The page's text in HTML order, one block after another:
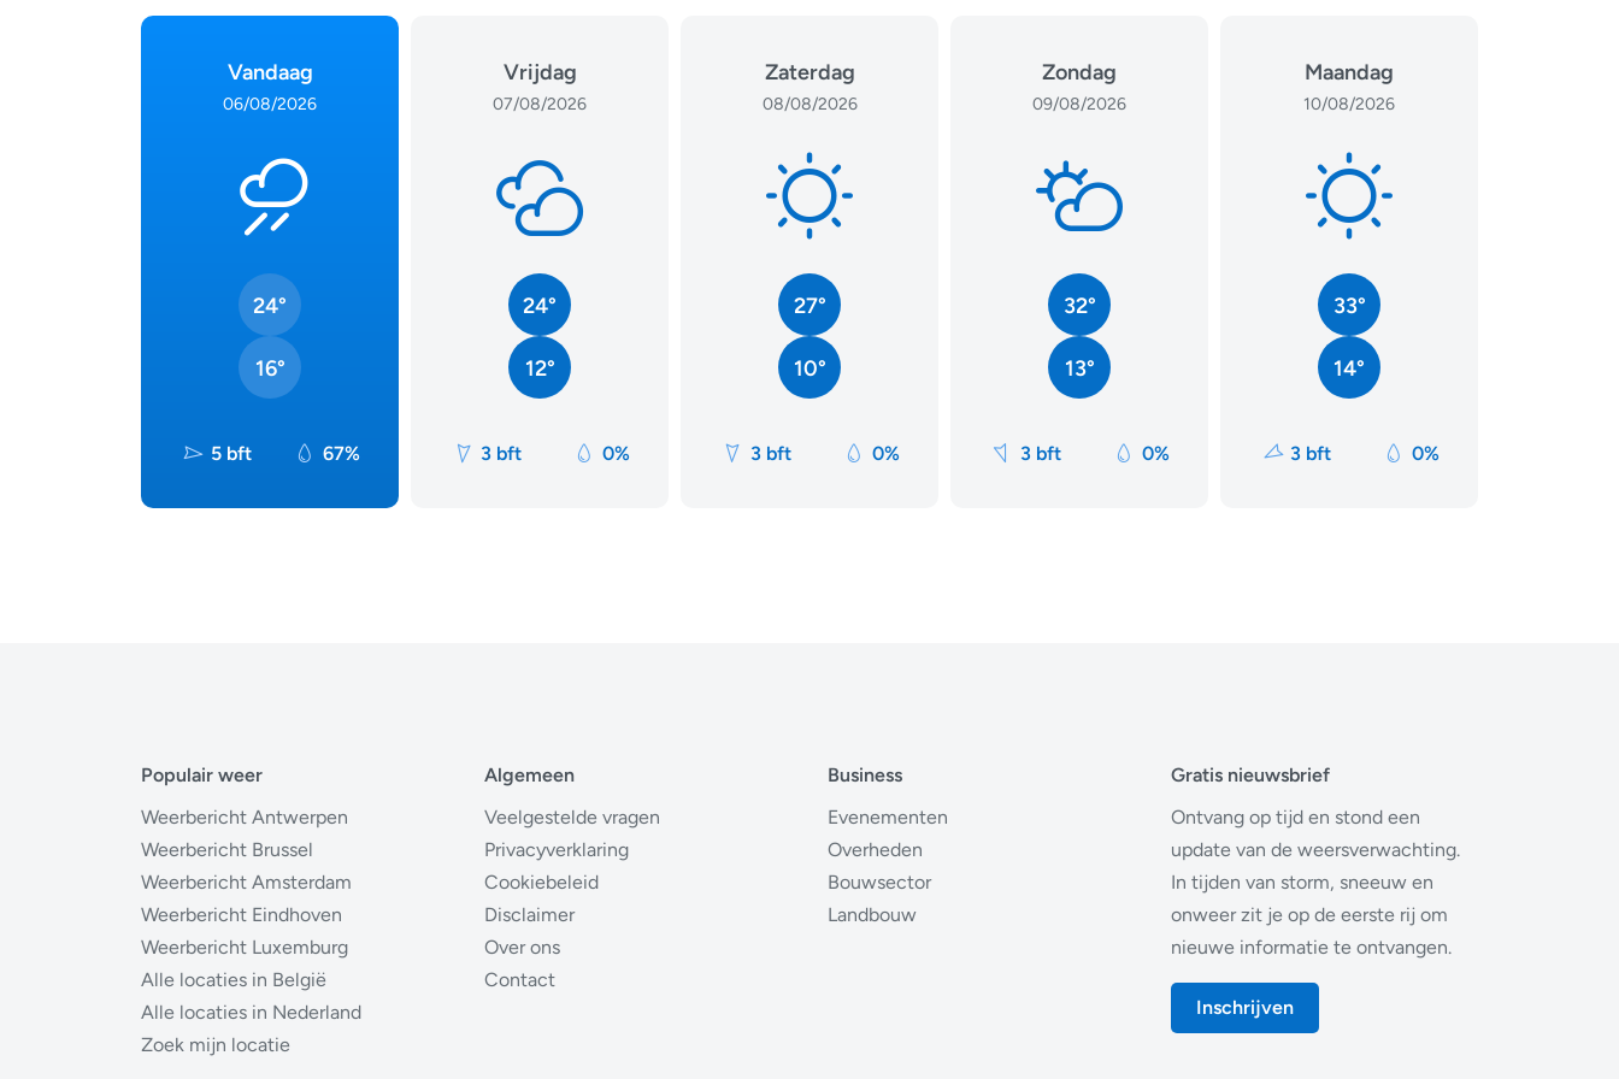
Vandaag
06/08/2026
24°
16°
5 bft 67%
Vrijdag
07/08/2026
24°
12°
3 bft 0%
Zaterdag
08/08/2026
27°
10°
3 bft 0%
Zondag
09/08/2026
32°
13°
3 bft 0%
Maandag
10/08/2026
33°
14°
3 bft 0%
Populair weer
Weerbericht Antwerpen
Weerbericht Brussel
Weerbericht Amsterdam
Weerbericht Eindhoven
Weerbericht Luxemburg
Alle locaties in België
Alle locaties in Nederland
Zoek mijn locatie
Algemeen
Veelgestelde vragen
Privacyverklaring
Cookiebeleid
Disclaimer
Over ons
Contact
Business
Evenementen
Overheden
Bouwsector
Landbouw
Gratis nieuwsbrief
Ontvang op tijd en stond een
update van de weersverwachting.
In tijden van storm, sneeuw en
onweer zit je op de eerste rij om
nieuwe informatie te ontvangen.
Inschrijven